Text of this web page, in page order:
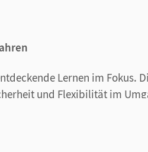
Lernen im Fokus.
und Flexibilität im
mit Mustern und Strukturen,